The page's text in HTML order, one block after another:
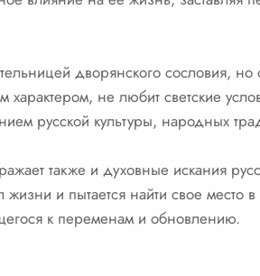
дворянского сословия,
не любит светские
русской культуры, народных
также и духовные искания
и пытается найти свое место
к переменам и обновлению.